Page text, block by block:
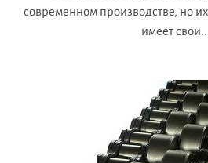
современном производстве, но
имеет свои...